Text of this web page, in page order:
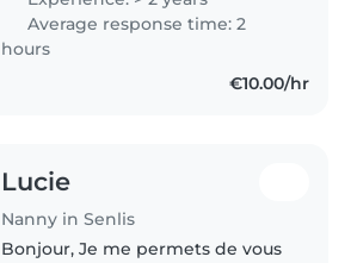
toujours aimé être au contact
des enfants et j'apprécie
beaucoup..
Average response time: 2
hours
€10.00/hr
Lucie
Nanny in Senlis
Bonjour, Je me permets de vous